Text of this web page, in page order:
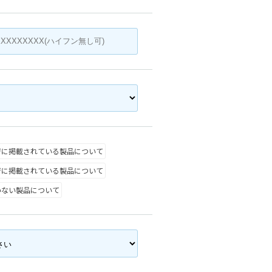
掲載されている製品について
掲載されている製品について
い製品について